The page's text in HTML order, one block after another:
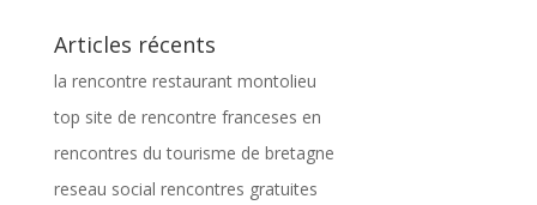
Articles récents
la rencontre restaurant montolieu
top site de rencontre franceses en
rencontres du tourisme de bretagne
reseau social rencontres gratuites